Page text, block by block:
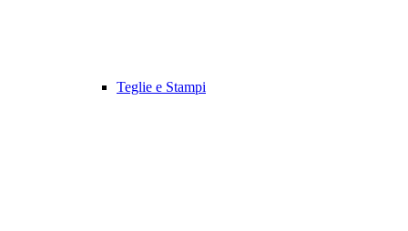
Teglie e Stampi